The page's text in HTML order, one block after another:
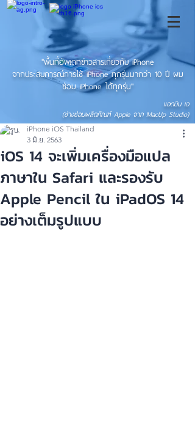
"พื้นที่อัพเดทข่าวสารเกี่ยวกับ iPhone
จากประสบการณ์การใช้ iPhone ทุกรุ่นมากว่า 10 ปี ผม
ซ่อม iPhone ได้ทุกรุ่น"
แอดมิน เอ
(ช่างซ่อมผลิตภัณฑ์ Apple จาก MacUp Studio)
iOS 14 จะเพิ่มเครื่องมือแปล
ภาษาใน Safari และรองรับ
Apple Pencil ใน iPadOS 14
อย่างเต็มรูปแบบ
iPhone iOS Thailand
3 มิ.ย. 2563